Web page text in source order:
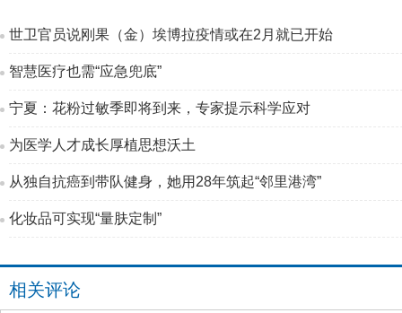
世卫官员说刚果（金）埃博拉疫情或在2月就已开始
智慧医疗也需“应急兜底”
宁夏：花粉过敏季即将到来，专家提示科学应对
为医学人才成长厚植思想沃土
从独自抗癌到带队健身，她用28年筑起“邻里港湾”
化妆品可实现“量肤定制”
相关评论